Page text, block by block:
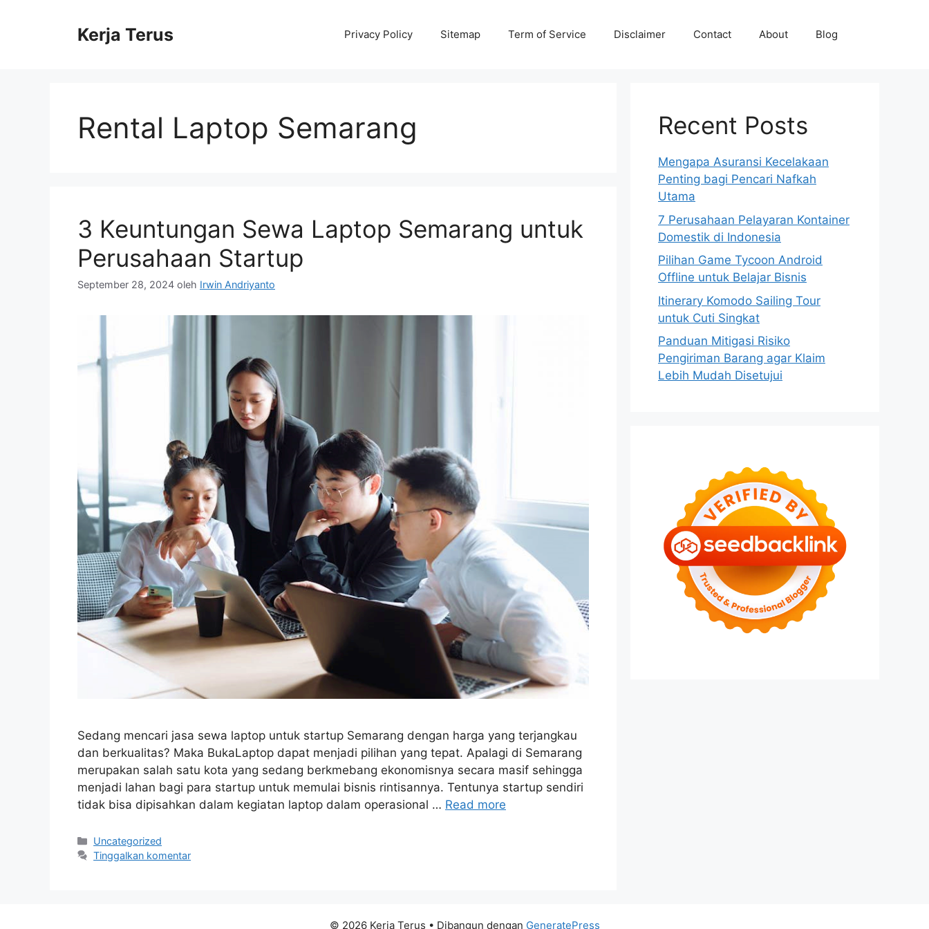
Kerja Terus Privacy Policy Sitemap Term of Service Disclaimer Contact About Blog
Rental Laptop Semarang
3 Keuntungan Sewa Laptop Semarang untuk
Perusahaan Startup
September 28, 2024 oleh Irwin Andriyanto
Sedang mencari jasa sewa laptop untuk startup Semarang dengan harga yang terjangkau
dan berkualitas? Maka BukaLaptop dapat menjadi pilihan yang tepat. Apalagi di Semarang
merupakan salah satu kota yang sedang berkmebang ekonomisnya secara masif sehingga
menjadi lahan bagi para startup untuk memulai bisnis rintisannya. Tentunya startup sendiri
tidak bisa dipisahkan dalam kegiatan laptop dalam operasional … Read more
Kategori
Uncategorized
Tinggalkan komentar
Recent Posts
Mengapa Asuransi Kecelakaan
Penting bagi Pencari Nafkah
Utama
7 Perusahaan Pelayaran Kontainer
Domestik di Indonesia
Pilihan Game Tycoon Android
Offline untuk Belajar Bisnis
Itinerary Komodo Sailing Tour
untuk Cuti Singkat
Panduan Mitigasi Risiko
Pengiriman Barang agar Klaim
Lebih Mudah Disetujui
© 2026 Kerja Terus • Dibangun dengan GeneratePress